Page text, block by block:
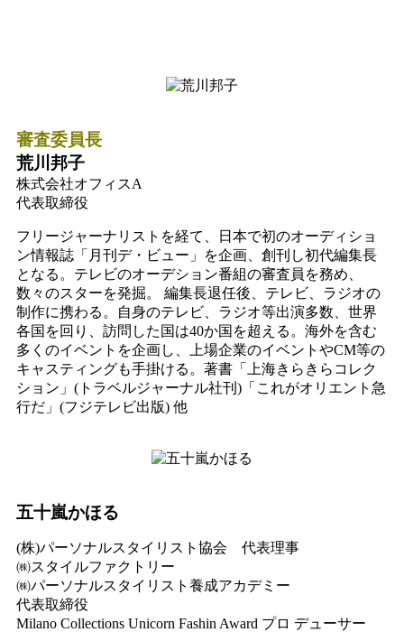
審査委員長
荒川邦子
株式会社オフィスA
代表取締役
フリージャーナリストを経て、日本で初のオーディショ
ン情報誌「月刊デ・ビュー」を企画、創刊し初代編集長
となる。テレビのオーデション番組の審査員を務め、
数々のスターを発掘。 編集長退任後、テレビ、ラジオの
制作に携わる。自身のテレビ、ラジオ等出演多数、世界
各国を回り、訪問した国は40か国を超える。海外を含む
多くのイベントを企画し、上場企業のイベントやCM等の
キャスティングも手掛ける。著書「上海きらきらコレク
ション」(トラベルジャーナル社刊)「これがオリエント急
行だ」(フジテレビ出版) 他
五十嵐かほる
(株)パーソナルスタイリスト協会 代表理事
㈱スタイルファクトリー
㈱パーソナルスタイリスト養成アカデミー
代表取締役
Milano Collections Unicorn Fashin Award プロ デューサー